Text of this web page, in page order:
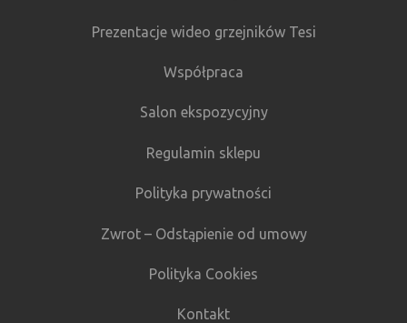
Prezentacje wideo grzejników Tesi
Współpraca
Salon ekspozycyjny
Regulamin sklepu
Polityka prywatności
Zwrot – Odstąpienie od umowy
Polityka Cookies
Kontakt